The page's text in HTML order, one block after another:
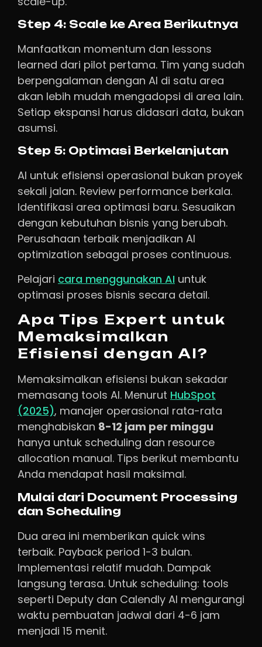
Step 4: Scale ke Area Berikutnya
Manfaatkan momentum dan lessons
learned dari pilot pertama. Tim yang sudah
berpengalaman dengan AI di satu area
akan lebih mudah mengadopsi di area lain.
Setiap ekspansi harus didasari data, bukan
asumsi.
Step 5: Optimasi Berkelanjutan
AI untuk efisiensi operasional bukan proyek
sekali jalan. Review performance berkala.
Identifikasi area optimasi baru. Sesuaikan
dengan kebutuhan bisnis yang berubah.
Perusahaan terbaik menjadikan AI
optimization sebagai proses continuous.
Pelajari cara menggunakan AI untuk
optimasi proses bisnis secara detail.
Apa Tips Expert untuk
Memaksimalkan
Efisiensi dengan AI?
Memaksimalkan efisiensi bukan sekadar
memasang tools AI. Menurut HubSpot
(2025), manajer operasional rata-rata
menghabiskan 8-12 jam per minggu
hanya untuk scheduling dan resource
allocation manual. Tips berikut membantu
Anda mendapat hasil maksimal.
Mulai dari Document Processing
dan Scheduling
Dua area ini memberikan quick wins
terbaik. Payback period 1-3 bulan.
Implementasi relatif mudah. Dampak
langsung terasa. Untuk scheduling: tools
seperti Deputy dan Calendly AI mengurangi
waktu pembuatan jadwal dari 4-6 jam
menjadi 15 menit.